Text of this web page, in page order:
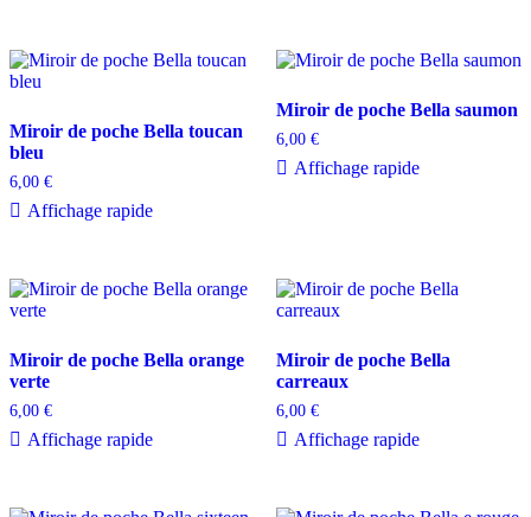
Miroir de poche Bella toucan
bleu
6,00 €
Affichage rapide
Miroir de poche Bella saumon
6,00 €
Affichage rapide
Miroir de poche Bella orange
verte
6,00 €
Affichage rapide
Miroir de poche Bella
carreaux
6,00 €
Affichage rapide